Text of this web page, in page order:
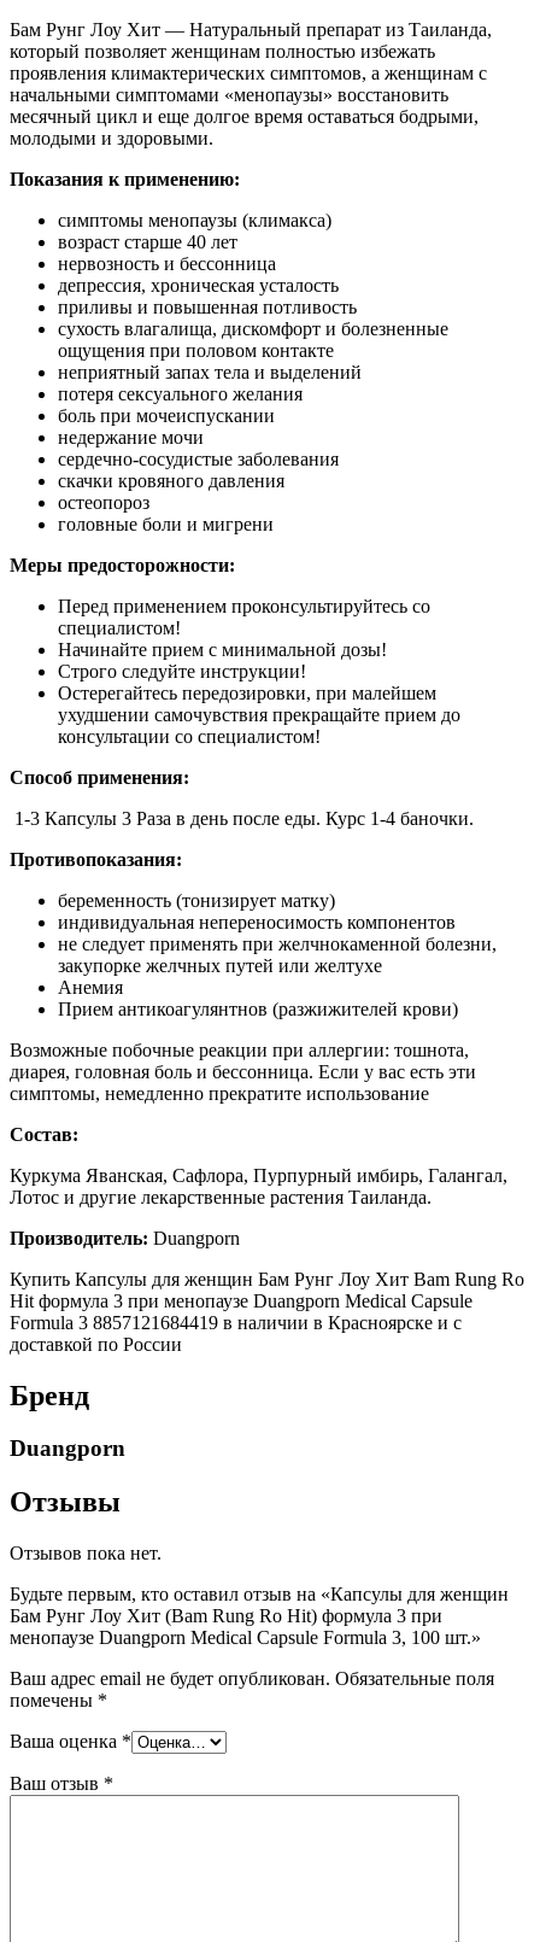
Бам Рунг Лоу Хит — Натуральный препарат из Таиланда,
который позволяет женщинам полностью избежать
проявления климактерических симптомов, а женщинам с
начальными симптомами «менопаузы» восстановить
месячный цикл и еще долгое время оставаться бодрыми,
молодыми и здоровыми.
Показания к применению:
симптомы менопаузы (климакса)
возраст старше 40 лет
нервозность и бессонница
депрессия, хроническая усталость
приливы и повышенная потливость
сухость влагалища, дискомфорт и болезненные
ощущения при половом контакте
неприятный запах тела и выделений
потеря сексуального желания
боль при мочеиспускании
недержание мочи
сердечно-сосудистые заболевания
скачки кровяного давления
остеопороз
головные боли и мигрени
Меры предосторожности:
Перед применением проконсультируйтесь со
специалистом!
Начинайте прием с минимальной дозы!
Строго следуйте инструкции!
Остерегайтесь передозировки, при малейшем
ухудшении самочувствия прекращайте прием до
консультации со специалистом!
Способ применения:
1-3 Капсулы 3 Раза в день после еды. Курс 1-4 баночки.
Противопоказания:
беременность (тонизирует матку)
индивидуальная непереносимость компонентов
не следует применять при желчнокаменной болезни,
закупорке желчных путей или желтухе
Анемия
Прием антикоагулянтнов (разжижителей крови)
Возможные побочные реакции при аллергии: тошнота,
диарея, головная боль и бессонница. Если у вас есть эти
симптомы, немедленно прекратите использование
Состав:
Куркума Яванская, Сафлора, Пурпурный имбирь, Галангал,
Лотос и другие лекарственные растения Таиланда.
Производитель: Duangporn
Купить Капсулы для женщин Бам Рунг Лоу Хит Bam Rung Ro
Hit формула 3 при менопаузе Duangporn Medical Capsule
Formula 3 8857121684419 в наличии в Красноярске и с
доставкой по России
Бренд
Duangporn
Отзывы
Отзывов пока нет.
Будьте первым, кто оставил отзыв на «Капсулы для женщин
Бам Рунг Лоу Хит (Bam Rung Ro Hit) формула 3 при
менопаузе Duangporn Medical Capsule Formula 3, 100 шт.»
Ваш адрес email не будет опубликован. Обязательные поля
помечены *
Ваша оценка *
Ваш отзыв *